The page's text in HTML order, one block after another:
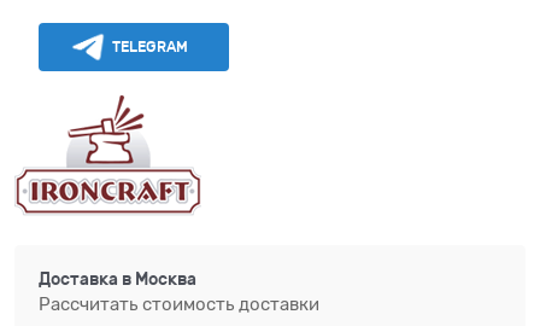
TELEGRAM
Доставка в Москва
Рассчитать стоимость доставки